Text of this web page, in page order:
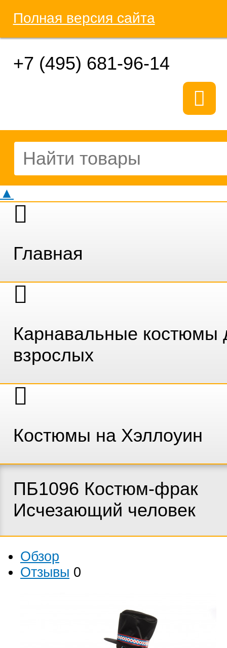
Полная версия сайта
+7 (495) 681-96-14
▲
Главная
Карнавальные костюмы
взрослых
Костюмы на Хэллоуин
ПБ1096 Костюм-фрак
Исчезающий человек
Обзор
Отзывы 0